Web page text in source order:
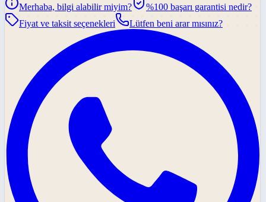
Merhaba, bilgi alabilir miyim?
%100 başarı garantisi nedir?
Fiyat ve taksit seçenekleri
Lütfen beni arar mısınız?